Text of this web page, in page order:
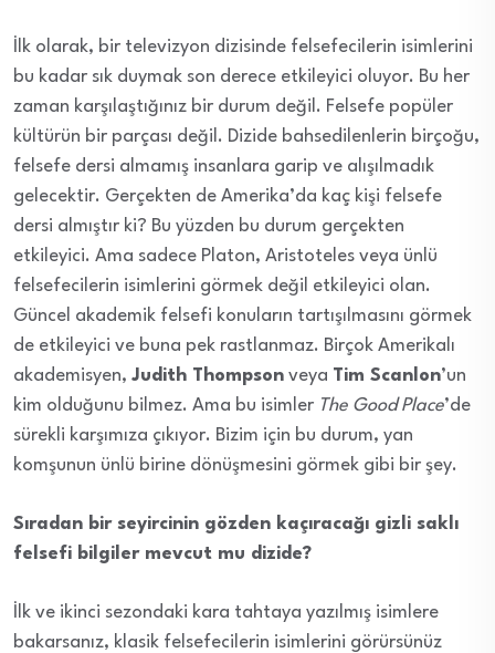
İlk olarak, bir televizyon dizisinde felsefecilerin isimlerini
bu kadar sık duymak son derece etkileyici oluyor. Bu her
zaman karşılaştığınız bir durum değil. Felsefe popüler
kültürün bir parçası değil. Dizide bahsedilenlerin birçoğu,
felsefe dersi almamış insanlara garip ve alışılmadık
gelecektir. Gerçekten de Amerika’da kaç kişi felsefe
dersi almıştır ki? Bu yüzden bu durum gerçekten
etkileyici. Ama sadece Platon, Aristoteles veya ünlü
felsefecilerin isimlerini görmek değil etkileyici olan.
Güncel akademik felsefi konuların tartışılmasını görmek
de etkileyici ve buna pek rastlanmaz. Birçok Amerikalı
akademisyen, Judith Thompson veya Tim Scanlon’un
kim olduğunu bilmez. Ama bu isimler The Good Place’de
sürekli karşımıza çıkıyor. Bizim için bu durum, yan
komşunun ünlü birine dönüşmesini görmek gibi bir şey.
Sıradan bir seyircinin gözden kaçıracağı gizli saklı
felsefi bilgiler mevcut mu dizide?
İlk ve ikinci sezondaki kara tahtaya yazılmış isimlere
bakarsanız, klasik felsefecilerin isimlerini görürsünüz